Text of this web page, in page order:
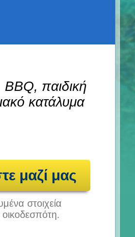
παιδική
κατάλυμα
μαζί μας
στοιχεία
οικοδεσπότη.